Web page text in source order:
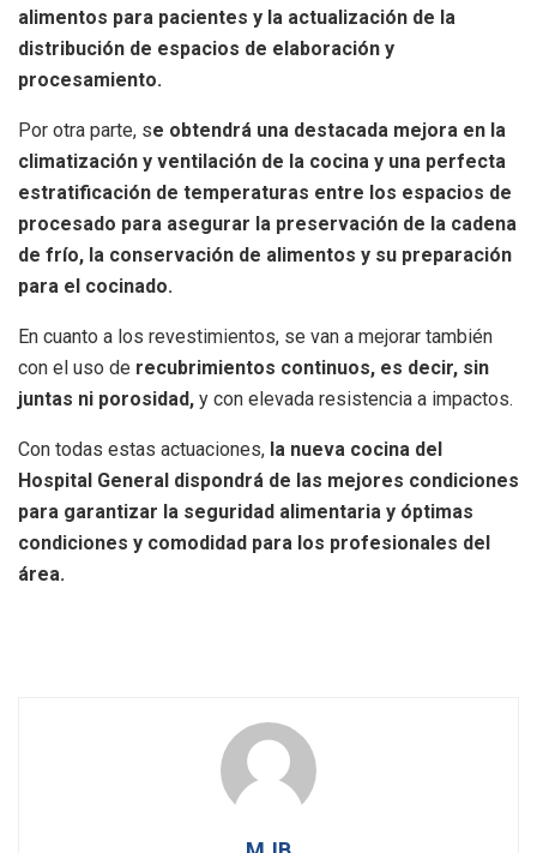
alimentos para pacientes y la actualización de la
distribución de espacios de elaboración y
procesamiento.
Por otra parte, se obtendrá una destacada mejora en la
climatización y ventilación de la cocina y una perfecta
estratificación de temperaturas entre los espacios de
procesado para asegurar la preservación de la cadena
de frío, la conservación de alimentos y su preparación
para el cocinado.
En cuanto a los revestimientos, se van a mejorar también
con el uso de recubrimientos continuos, es decir, sin
juntas ni porosidad, y con elevada resistencia a impactos.
Con todas estas actuaciones, la nueva cocina del
Hospital General dispondrá de las mejores condiciones
para garantizar la seguridad alimentaria y óptimas
condiciones y comodidad para los profesionales del
área.